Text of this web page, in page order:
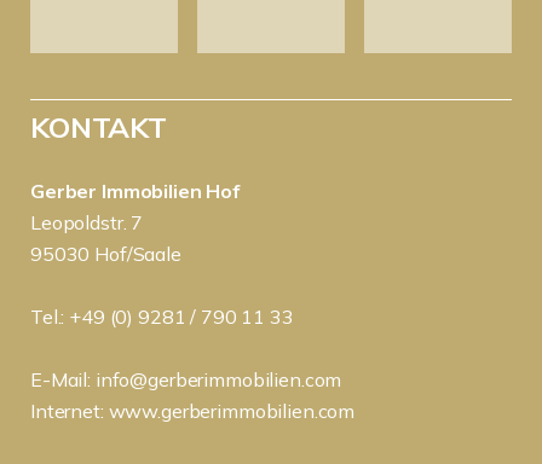
KONTAKT
Gerber Immobilien Hof
Leopoldstr. 7
95030 Hof/Saale
Tel.: +49 (0) 9281 / 790 11 33
E-Mail: info@gerberimmobilien.com
Internet: www.gerberimmobilien.com